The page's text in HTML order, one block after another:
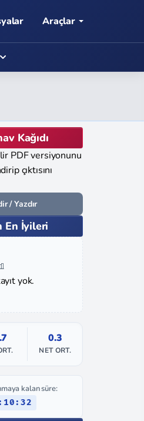
Araçlar
Kağıdı
PDF versiyonunu
çıktısını
/ Yazdır
En İyileri
yok.
0.3
NET ORT.
kalan süre: